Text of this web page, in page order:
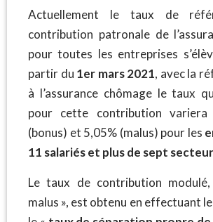
Actuellement le taux de
contribution patronale de
pour toutes les entreprises
partir du 1er mars 2021, avec la
à l’assurance chômage le taux
pour cette contribution variera
(bonus) et 5,05% (malus) pour les
11 salariés et plus de sept
Le taux de contribution
malus », est obtenu en effectuant